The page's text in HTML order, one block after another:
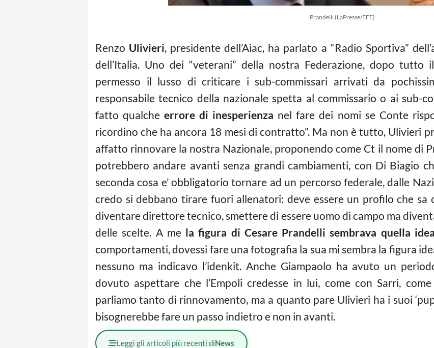
Prandelli (LaPresse/EFE)
Renzo Ulivieri, presidente dell’Aiac, ha parlato a “Radio Sportiva”
dell’Italia. Uno dei “veterani” della nostra Federazione, dopo
permesso il lusso di criticare i sub-commissari arrivati da
responsabile tecnico della nazionale spetta al commissario o ai sub-
fatto qualcheerrore di inesperienza nel fare dei nomi se Conte
ricordino che ha ancora 18 mesi di contratto”. Ma non è tutto, Ulivieri
affatto rinnovare la nostra Nazionale, proponendo come Ct il nome di
potrebbero andare avanti senza grandi cambiamenti, con Di Biagio
seconda cosa e’ obbligatorio tornare ad un percorso federale, dalle
credo si debbano tirare fuori allenatori: deve essere un profilo che sa
diventare direttore tecnico, smettere di essere uomo di campo ma
delle scelte. A me la figura di Cesare Prandelli sembrava quella
comportamenti, dovessi fare una fotografia la sua mi sembra la figura
nessuno ma indicavo l’idenkit. Anche Giampaolo ha avuto un
dovuto aspettare che l’Empoli credesse in lui, come con Sarri,
parliamo tanto di rinnovamento, ma a quanto pare Ulivieri ha i suoi
bisognerebbe fare un passo indietro e non in avanti.
Leggi gli articoli più recenti diNews